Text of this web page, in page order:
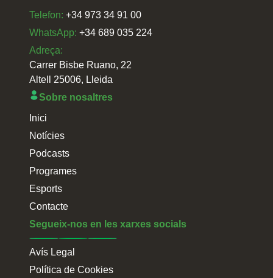
Telefon: +34 973 34 91 00
WhatsApp: +34 689 035 224
Adreça:
Carrer Bisbe Ruano, 22
Altell 25006, Lleida
Sobre nosaltres
Inici
Notícies
Podcasts
Programes
Esports
Contacte
Segueix-nos en les xarxes socials
Avís Legal
Política de Cookies